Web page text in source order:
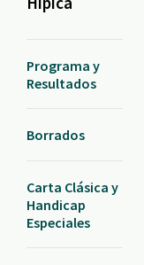
Programa y
Resultados
Borrados
Carta Clásica y
Handicap
Especiales